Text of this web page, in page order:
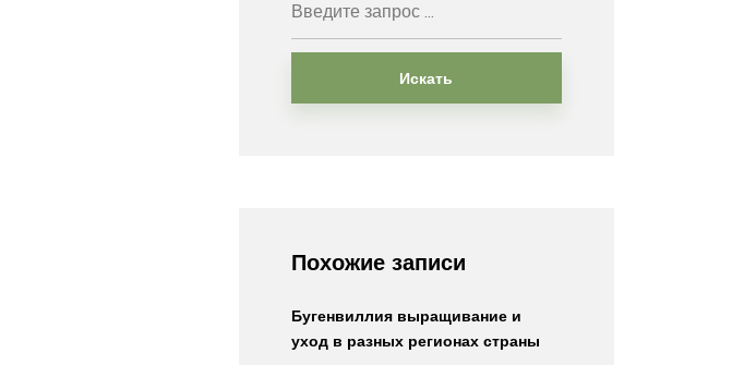
Искать
Похожие записи
Бугенвиллия выращивание и
уход в разных регионах страны